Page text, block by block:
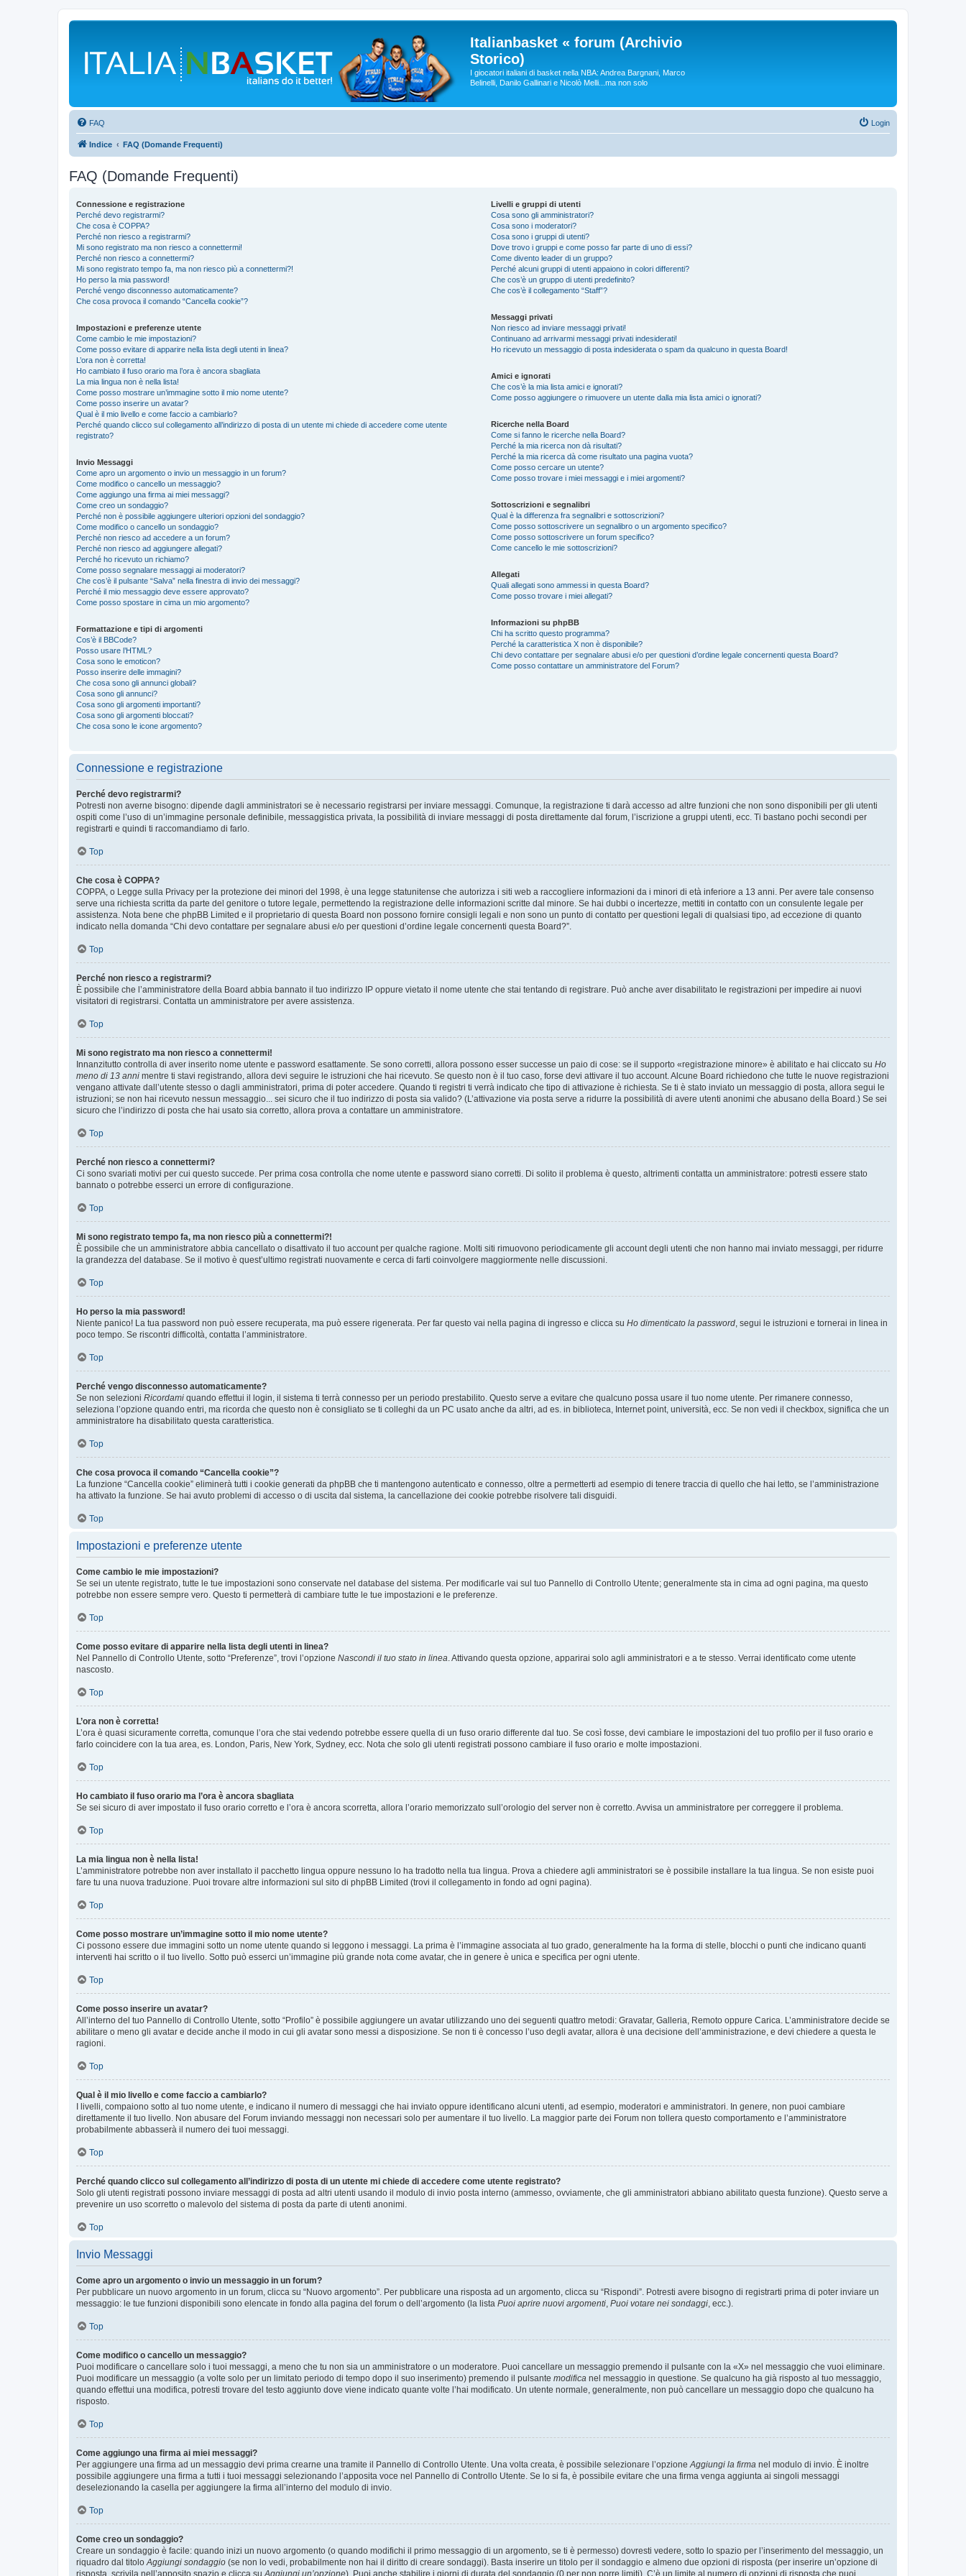
Italianbasket « forum (Archivio
Storico)
I giocatori italiani di basket nella NBA: Andrea Bargnani, Marco
Belinelli, Danilo Gallinari e Nicolò Melli...ma non solo
FAQ Login
Indice FAQ (Domande Frequenti)
FAQ (Domande Frequenti)
Connessione e registrazione
Perché devo registrarmi?
Che cosa è COPPA?
Perché non riesco a registrarmi?
Mi sono registrato ma non riesco a connettermi!
Perché non riesco a connettermi?
Mi sono registrato tempo fa, ma non riesco più a connettermi?!
Ho perso la mia password!
Perché vengo disconnesso automaticamente?
Che cosa provoca il comando “Cancella cookie”?
Impostazioni e preferenze utente
Come cambio le mie impostazioni?
Come posso evitare di apparire nella lista degli utenti in linea?
L’ora non è corretta!
Ho cambiato il fuso orario ma l’ora è ancora sbagliata
La mia lingua non è nella lista!
Come posso mostrare un’immagine sotto il mio nome utente?
Come posso inserire un avatar?
Qual è il mio livello e come faccio a cambiarlo?
Perché quando clicco sul collegamento all’indirizzo di posta di un utente mi chiede di accedere come utente
registrato?
Invio Messaggi
Come apro un argomento o invio un messaggio in un forum?
Come modifico o cancello un messaggio?
Come aggiungo una firma ai miei messaggi?
Come creo un sondaggio?
Perché non è possibile aggiungere ulteriori opzioni del sondaggio?
Come modifico o cancello un sondaggio?
Perché non riesco ad accedere a un forum?
Perché non riesco ad aggiungere allegati?
Perché ho ricevuto un richiamo?
Come posso segnalare messaggi ai moderatori?
Che cos’è il pulsante “Salva” nella finestra di invio dei messaggi?
Perché il mio messaggio deve essere approvato?
Come posso spostare in cima un mio argomento?
Formattazione e tipi di argomenti
Cos’è il BBCode?
Posso usare l’HTML?
Cosa sono le emoticon?
Posso inserire delle immagini?
Che cosa sono gli annunci globali?
Cosa sono gli annunci?
Cosa sono gli argomenti importanti?
Cosa sono gli argomenti bloccati?
Che cosa sono le icone argomento?
Livelli e gruppi di utenti
Cosa sono gli amministratori?
Cosa sono i moderatori?
Cosa sono i gruppi di utenti?
Dove trovo i gruppi e come posso far parte di uno di essi?
Come divento leader di un gruppo?
Perché alcuni gruppi di utenti appaiono in colori differenti?
Che cos’è un gruppo di utenti predefinito?
Che cos’è il collegamento “Staff”?
Messaggi privati
Non riesco ad inviare messaggi privati!
Continuano ad arrivarmi messaggi privati indesiderati!
Ho ricevuto un messaggio di posta indesiderata o spam da qualcuno in questa Board!
Amici e ignorati
Che cos’è la mia lista amici e ignorati?
Come posso aggiungere o rimuovere un utente dalla mia lista amici o ignorati?
Ricerche nella Board
Come si fanno le ricerche nella Board?
Perché la mia ricerca non dà risultati?
Perché la mia ricerca dà come risultato una pagina vuota?
Come posso cercare un utente?
Come posso trovare i miei messaggi e i miei argomenti?
Sottoscrizioni e segnalibri
Qual è la differenza fra segnalibri e sottoscrizioni?
Come posso sottoscrivere un segnalibro o un argomento specifico?
Come posso sottoscrivere un forum specifico?
Come cancello le mie sottoscrizioni?
Allegati
Quali allegati sono ammessi in questa Board?
Come posso trovare i miei allegati?
Informazioni su phpBB
Chi ha scritto questo programma?
Perché la caratteristica X non è disponibile?
Chi devo contattare per segnalare abusi e/o per questioni d’ordine legale concernenti questa Board?
Come posso contattare un amministratore del Forum?
Connessione e registrazione
Perché devo registrarmi?
Potresti non averne bisogno: dipende dagli amministratori se è necessario registrarsi per inviare messaggi. Comunque, la registrazione ti darà accesso ad altre funzioni che non sono disponibili per gli utenti
ospiti come l’uso di un’immagine personale definibile, messaggistica privata, la possibilità di inviare messaggi di posta direttamente dal forum, l’iscrizione a gruppi utenti, ecc. Ti bastano pochi secondi per
registrarti e quindi ti raccomandiamo di farlo.
Top
Che cosa è COPPA?
COPPA, o Legge sulla Privacy per la protezione dei minori del 1998, è una legge statunitense che autorizza i siti web a raccogliere informazioni da i minori di età inferiore a 13 anni. Per avere tale consenso
serve una richiesta scritta da parte del genitore o tutore legale, permettendo la registrazione delle informazioni scritte dal minore. Se hai dubbi o incertezze, mettiti in contatto con un consulente legale per
assistenza. Nota bene che phpBB Limited e il proprietario di questa Board non possono fornire consigli legali e non sono un punto di contatto per questioni legali di qualsiasi tipo, ad eccezione di quanto
indicato nella domanda “Chi devo contattare per segnalare abusi e/o per questioni d’ordine legale concernenti questa Board?”.
Top
Perché non riesco a registrarmi?
È possibile che l’amministratore della Board abbia bannato il tuo indirizzo IP oppure vietato il nome utente che stai tentando di registrare. Può anche aver disabilitato le registrazioni per impedire ai nuovi
visitatori di registrarsi. Contatta un amministratore per avere assistenza.
Top
Mi sono registrato ma non riesco a connettermi!
Innanzitutto controlla di aver inserito nome utente e password esattamente. Se sono corretti, allora possono esser successe un paio di cose: se il supporto «registrazione minore» è abilitato e hai cliccato su Ho
meno di 13 anni mentre ti stavi registrando, allora devi seguire le istruzioni che hai ricevuto. Se questo non è il tuo caso, forse devi attivare il tuo account. Alcune Board richiedono che tutte le nuove registrazioni
vengano attivate dall’utente stesso o dagli amministratori, prima di poter accedere. Quando ti registri ti verrà indicato che tipo di attivazione è richiesta. Se ti è stato inviato un messaggio di posta, allora segui le
istruzioni; se non hai ricevuto nessun messaggio... sei sicuro che il tuo indirizzo di posta sia valido? (L’attivazione via posta serve a ridurre la possibilità di avere utenti anonimi che abusano della Board.) Se sei
sicuro che l’indirizzo di posta che hai usato sia corretto, allora prova a contattare un amministratore.
Top
Perché non riesco a connettermi?
Ci sono svariati motivi per cui questo succede. Per prima cosa controlla che nome utente e password siano corretti. Di solito il problema è questo, altrimenti contatta un amministratore: potresti essere stato
bannato o potrebbe esserci un errore di configurazione.
Top
Mi sono registrato tempo fa, ma non riesco più a connettermi?!
È possibile che un amministratore abbia cancellato o disattivato il tuo account per qualche ragione. Molti siti rimuovono periodicamente gli account degli utenti che non hanno mai inviato messaggi, per ridurre
la grandezza del database. Se il motivo è quest’ultimo registrati nuovamente e cerca di farti coinvolgere maggiormente nelle discussioni.
Top
Ho perso la mia password!
Niente panico! La tua password non può essere recuperata, ma può essere rigenerata. Per far questo vai nella pagina di ingresso e clicca su Ho dimenticato la password, segui le istruzioni e tornerai in linea in
poco tempo. Se riscontri difficoltà, contatta l’amministratore.
Top
Perché vengo disconnesso automaticamente?
Se non selezioni Ricordami quando effettui il login, il sistema ti terrà connesso per un periodo prestabilito. Questo serve a evitare che qualcuno possa usare il tuo nome utente. Per rimanere connesso,
seleziona l’opzione quando entri, ma ricorda che questo non è consigliato se ti colleghi da un PC usato anche da altri, ad es. in biblioteca, Internet point, università, ecc. Se non vedi il checkbox, significa che un
amministratore ha disabilitato questa caratteristica.
Top
Che cosa provoca il comando “Cancella cookie”?
La funzione “Cancella cookie” eliminerà tutti i cookie generati da phpBB che ti mantengono autenticato e connesso, oltre a permetterti ad esempio di tenere traccia di quello che hai letto, se l’amministrazione
ha attivato la funzione. Se hai avuto problemi di accesso o di uscita dal sistema, la cancellazione dei cookie potrebbe risolvere tali disguidi.
Top
Impostazioni e preferenze utente
Come cambio le mie impostazioni?
Se sei un utente registrato, tutte le tue impostazioni sono conservate nel database del sistema. Per modificarle vai sul tuo Pannello di Controllo Utente; generalmente sta in cima ad ogni pagina, ma questo
potrebbe non essere sempre vero. Questo ti permetterà di cambiare tutte le tue impostazioni e le preferenze.
Top
Come posso evitare di apparire nella lista degli utenti in linea?
Nel Pannello di Controllo Utente, sotto “Preferenze”, trovi l’opzione Nascondi il tuo stato in linea. Attivando questa opzione, apparirai solo agli amministratori e a te stesso. Verrai identificato come utente
nascosto.
Top
L’ora non è corretta!
L’ora è quasi sicuramente corretta, comunque l’ora che stai vedendo potrebbe essere quella di un fuso orario differente dal tuo. Se così fosse, devi cambiare le impostazioni del tuo profilo per il fuso orario e
farlo coincidere con la tua area, es. London, Paris, New York, Sydney, ecc. Nota che solo gli utenti registrati possono cambiare il fuso orario e molte impostazioni.
Top
Ho cambiato il fuso orario ma l’ora è ancora sbagliata
Se sei sicuro di aver impostato il fuso orario corretto e l’ora è ancora scorretta, allora l’orario memorizzato sull’orologio del server non è corretto. Avvisa un amministratore per correggere il problema.
Top
La mia lingua non è nella lista!
L’amministratore potrebbe non aver installato il pacchetto lingua oppure nessuno lo ha tradotto nella tua lingua. Prova a chiedere agli amministratori se è possibile installare la tua lingua. Se non esiste puoi
fare tu una nuova traduzione. Puoi trovare altre informazioni sul sito di phpBB Limited (trovi il collegamento in fondo ad ogni pagina).
Top
Come posso mostrare un’immagine sotto il mio nome utente?
Ci possono essere due immagini sotto un nome utente quando si leggono i messaggi. La prima è l’immagine associata al tuo grado, generalmente ha la forma di stelle, blocchi o punti che indicano quanti
interventi hai scritto o il tuo livello. Sotto può esserci un’immagine più grande nota come avatar, che in genere è unica e specifica per ogni utente.
Top
Come posso inserire un avatar?
All’interno del tuo Pannello di Controllo Utente, sotto “Profilo” è possibile aggiungere un avatar utilizzando uno dei seguenti quattro metodi: Gravatar, Galleria, Remoto oppure Carica. L’amministratore decide se
abilitare o meno gli avatar e decide anche il modo in cui gli avatar sono messi a disposizione. Se non ti è concesso l’uso degli avatar, allora è una decisione dell’amministrazione, e devi chiedere a questa le
ragioni.
Top
Qual è il mio livello e come faccio a cambiarlo?
I livelli, compaiono sotto al tuo nome utente, e indicano il numero di messaggi che hai inviato oppure identificano alcuni utenti, ad esempio, moderatori e amministratori. In genere, non puoi cambiare
direttamente il tuo livello. Non abusare del Forum inviando messaggi non necessari solo per aumentare il tuo livello. La maggior parte dei Forum non tollera questo comportamento e l’amministratore
probabilmente abbasserà il numero dei tuoi messaggi.
Top
Perché quando clicco sul collegamento all’indirizzo di posta di un utente mi chiede di accedere come utente registrato?
Solo gli utenti registrati possono inviare messaggi di posta ad altri utenti usando il modulo di invio posta interno (ammesso, ovviamente, che gli amministratori abbiano abilitato questa funzione). Questo serve a
prevenire un uso scorretto o malevolo del sistema di posta da parte di utenti anonimi.
Top
Invio Messaggi
Come apro un argomento o invio un messaggio in un forum?
Per pubblicare un nuovo argomento in un forum, clicca su “Nuovo argomento”. Per pubblicare una risposta ad un argomento, clicca su “Rispondi”. Potresti avere bisogno di registrarti prima di poter inviare un
messaggio: le tue funzioni disponibili sono elencate in fondo alla pagina del forum o dell’argomento (la lista Puoi aprire nuovi argomenti, Puoi votare nei sondaggi, ecc.).
Top
Come modifico o cancello un messaggio?
Puoi modificare o cancellare solo i tuoi messaggi, a meno che tu non sia un amministratore o un moderatore. Puoi cancellare un messaggio premendo il pulsante con la «X» nel messaggio che vuoi eliminare.
Puoi modificare un messaggio (a volte solo per un limitato periodo di tempo dopo il suo inserimento) premendo il pulsante modifica nel messaggio in questione. Se qualcuno ha già risposto al tuo messaggio,
quando effettui una modifica, potresti trovare del testo aggiunto dove viene indicato quante volte l’hai modificato. Un utente normale, generalmente, non può cancellare un messaggio dopo che qualcuno ha
risposto.
Top
Come aggiungo una firma ai miei messaggi?
Per aggiungere una firma ad un messaggio devi prima crearne una tramite il Pannello di Controllo Utente. Una volta creata, è possibile selezionare l’opzioneAggiungi la firma nel modulo di invio. È inoltre
possibile aggiungere una firma a tutti i tuoi messaggi selezionando l’apposita voce nel Pannello di Controllo Utente. Se lo si fa, è possibile evitare che una firma venga aggiunta ai singoli messaggi
deselezionando la casella per aggiungere la firma all’interno del modulo di invio.
Top
Come creo un sondaggio?
Creare un sondaggio è facile: quando inizi un nuovo argomento (o quando modifichi il primo messaggio di un argomento, se ti è permesso) dovresti vedere, sotto lo spazio per l’inserimento del messaggio, un
riquadro dal titoloAggiungi sondaggio (se non lo vedi, probabilmente non hai il diritto di creare sondaggi). Basta inserire un titolo per il sondaggio e almeno due opzioni di risposta (per inserire un’opzione di
risposta, scrivila nell’apposito spazio e clicca su Aggiungi un’opzione). Puoi anche stabilire i giorni di durata del sondaggio (0 per non porre limiti). C’è un limite al numero di opzioni di risposta che puoi